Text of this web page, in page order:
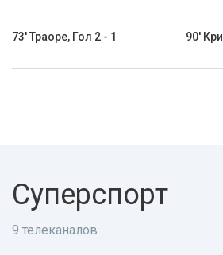
73' Траоре, Гол 2 - 1 90'
Суперспорт
9 телеканалов